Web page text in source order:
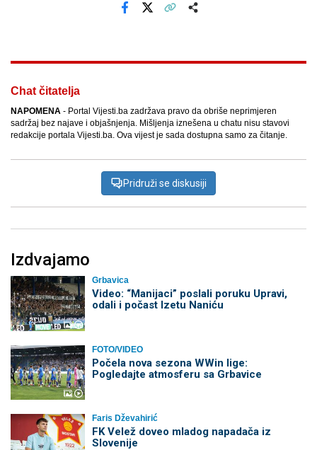
Chat čitatelja
NAPOMENA - Portal Vijesti.ba zadržava pravo da obriše neprimjeren
sadržaj bez najave i objašnjenja. Mišljenja iznešena u chatu nisu stavovi
redakcije portala Vijesti.ba. Ova vijest je sada dostupna samo za čitanje.
Pridruži se diskusiji
Izdvajamo
Grbavica
Video: “Manijaci” poslali poruku Upravi,
odali i počast Izetu Naniću
FOTO/VIDEO
Počela nova sezona WWin lige:
Pogledajte atmosferu sa Grbavice
Faris Dževahirić
FK Velež doveo mladog napadača iz
Slovenije